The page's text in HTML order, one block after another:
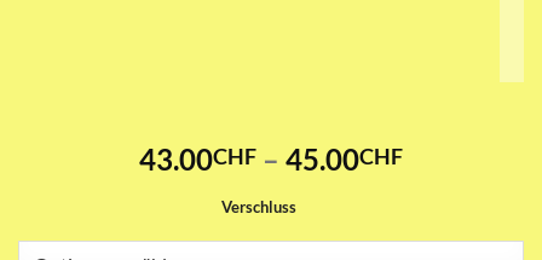
43.00CHF – 45.00CHF
45.00CHF
Verschluss